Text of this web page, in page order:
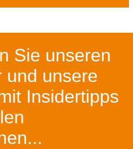
Sie unseren
und unsere
Insidertipps